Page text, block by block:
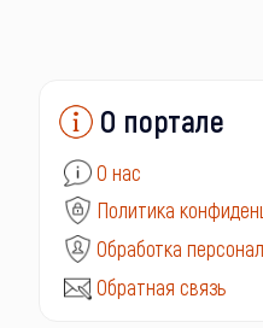
О портале
О нас
Политика
Обработка
Обратная связь